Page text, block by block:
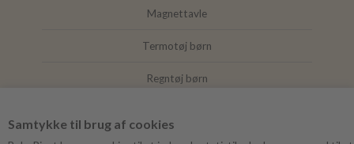
Samtykke til brug af cookies
Magnettavle
Termotøj børn
Regntøj børn